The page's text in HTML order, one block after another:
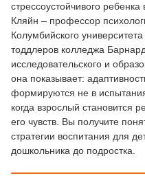
стрессоустойчивого
Кляйн – профессор
Колумбийского
тоддлеров колледжа
исследовательского и
она показывает:
формируются не в
когда взрослый становится
его чувств. Вы получите
стратегии воспитания для
дошкольника до подростка.